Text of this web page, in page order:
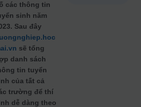
các thông tin
sinh năm
Sau đây
sẽ tổng
danh sách
tin tuyển
của tất cả
trường để thí
dễ dàng theo